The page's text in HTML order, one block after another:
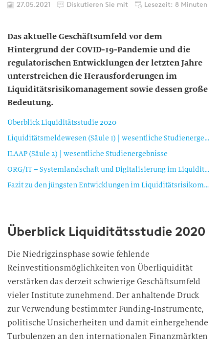
27.05.2021 Diskutieren Sie mit Lesezeit: 8 Minuten
Das aktuelle Geschäftsumfeld vor dem
Hintergrund der COVID-19-Pandemie und die
regulatorischen Entwicklungen der letzten Jahre
unterstreichen die Herausforderungen im
Liquiditätsrisikomanagement sowie dessen große
Bedeutung.
Überblick Liquiditätsstudie 2020
Liquiditätsmeldewesen (Säule 1) | wesentliche Studienergebnisse
ILAAP (Säule 2) | wesentliche Studienergebnisse
ORG/IT – Systemlandschaft und Digitalisierung im Liquiditätsrisikomanagement | wesentliche Studienergebnisse
Fazit zu den jüngsten Entwicklungen im Liquiditätsrisikomanagement
Überblick Liquiditätsstudie 2020
Die Niedrigzinsphase sowie fehlende
Reinvestitionsmöglichkeiten von Überliquidität
verstärken das derzeit schwierige Geschäftsumfeld
vieler Institute zunehmend. Der anhaltende Druck
zur Verwendung bestimmter Funding-Instrumente,
politische Unsicherheiten und damit einhergehende
Turbulenzen an den internationalen Finanzmärkten